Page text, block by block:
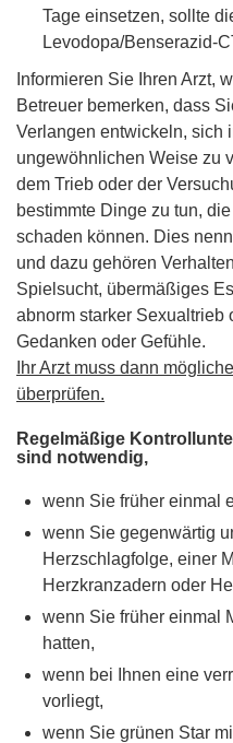
Tage einsetzen, sollte
Levodopa/Benserazid-
Informieren Sie Ihren Arzt,
Betreuer bemerken, dass
Verlangen entwickeln, sich
ungewöhnlichen Weise zu
dem Trieb oder der
bestimmte Dinge zu tun,
schaden können. Dies
und dazu gehören
Spielsucht, übermäßiges
abnorm starker Sexualtrieb
Gedanken oder Gefühle.
Ihr Arzt muss dann
überprüfen.
Regelmäßige
sind notwendig,
wenn Sie früher einmal
wenn Sie gegenwärtig
Herzschlagfolge, einer
Herzkranzadern oder
wenn Sie früher einmal
hatten,
wenn bei Ihnen eine
vorliegt,
wenn Sie grünen Star